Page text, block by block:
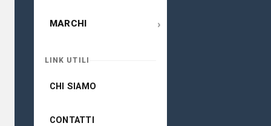
MARCHI ›
LINK UTILI
CHI SIAMO
CONTATTI